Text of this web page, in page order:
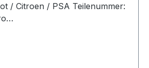
/ Citroen / PSA Teilenummer: